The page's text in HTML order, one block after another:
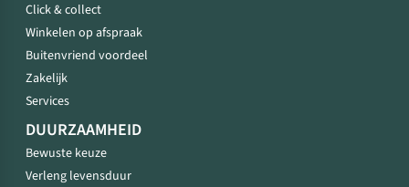
Click & collect
Winkelen op afspraak
Buitenvriend voordeel
Zakelijk
Services
DUURZAAMHEID
Bewuste keuze
Verleng levensduur